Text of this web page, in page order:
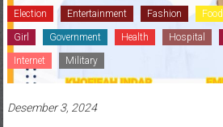
Election Entertainment Fashion Food
Girl Government Health Hospital
Internet Military
Desember 3, 2024